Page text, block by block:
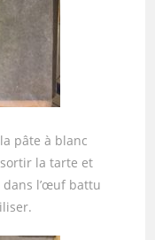
pâte à blanc
la tarte et
dans l’œuf battu